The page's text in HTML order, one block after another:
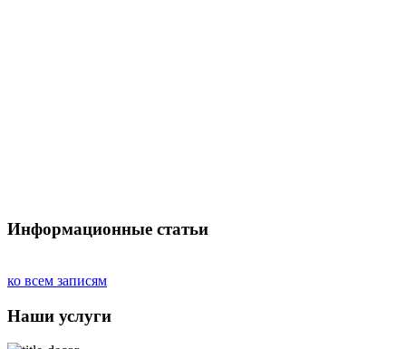
Информационные статьи
ко всем записям
Наши услуги